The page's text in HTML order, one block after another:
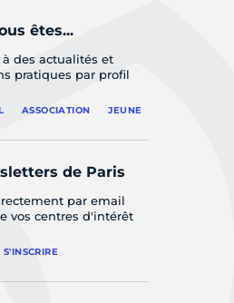
êtes...
à des actualités et
pratiques par profil
ASSOCIATION JEUNE
de Paris
par email
vos centres d'intérêt
S'INSCRIRE